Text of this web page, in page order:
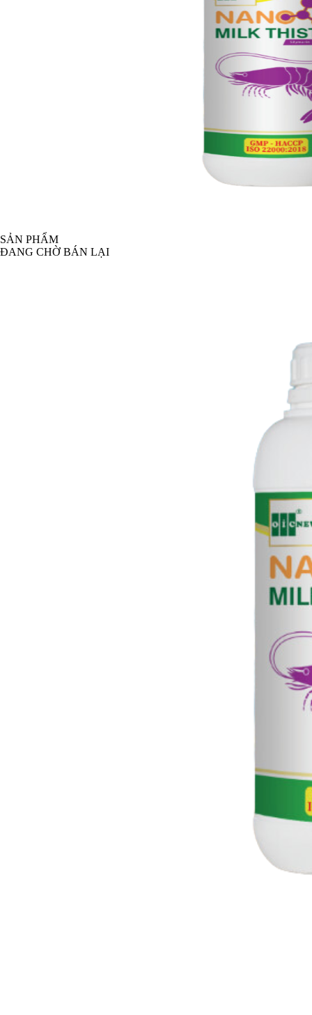
SẢN PHẨM
ĐANG CHỜ BÁN LẠI